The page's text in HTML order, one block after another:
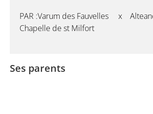
PAR :Varum des Fauvelles x
Chapelle de st Milfort
Ses parents